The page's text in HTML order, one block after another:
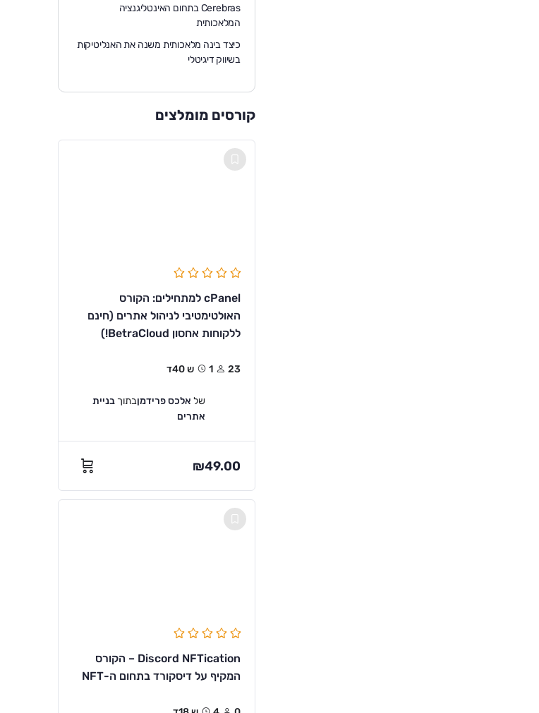
Cerebras בתחום האינטליגנציה
המלאכותית
כיצד בינה מלאכותית משנה את האנליטיקות
בשיווק דיגיטלי
קורסים מומלצים
cPanel למתחילים: הקורס
האולטימטיבי לניהול אתרים (חינם
ללקוחות אחסון BetraCloud!)
23 1ש 40ד
של אלכס פרידמןבתוך בניית
אתרים
₪49.00
Discord NFTication – הקורס
המקיף על דיסקורד בתחום ה-NFT